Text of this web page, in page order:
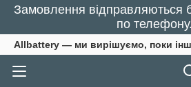
Замовлення відправляються
по телефону.
Allbattery — ми вирішуємо, поки